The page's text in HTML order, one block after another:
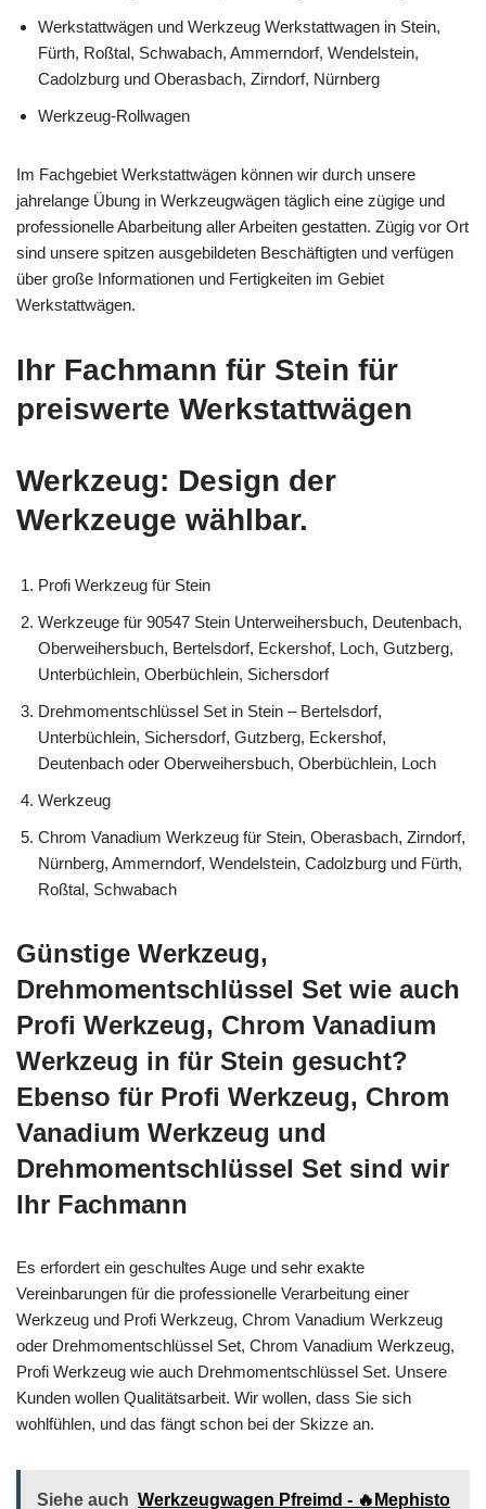
Werkstattwägen und Werkzeug Werkstattwagen in Stein,
Fürth, Roßtal, Schwabach, Ammerndorf, Wendelstein,
Cadolzburg und Oberasbach, Zirndorf, Nürnberg
Werkzeug-Rollwagen
Im Fachgebiet Werkstattwägen können wir durch unsere
jahrelange Übung in Werkzeugwägen täglich eine zügige und
professionelle Abarbeitung aller Arbeiten gestatten. Zügig vor Ort
sind unsere spitzen ausgebildeten Beschäftigten und verfügen
über große Informationen und Fertigkeiten im Gebiet
Werkstattwägen.
Ihr Fachmann für Stein für
preiswerte Werkstattwägen
Werkzeug: Design der
Werkzeuge wählbar.
Profi Werkzeug für Stein
Werkzeuge für 90547 Stein Unterweihersbuch, Deutenbach,
Oberweihersbuch, Bertelsdorf, Eckershof, Loch, Gutzberg,
Unterbüchlein, Oberbüchlein, Sichersdorf
Drehmomentschlüssel Set in Stein – Bertelsdorf,
Unterbüchlein, Sichersdorf, Gutzberg, Eckershof,
Deutenbach oder Oberweihersbuch, Oberbüchlein, Loch
Werkzeug
Chrom Vanadium Werkzeug für Stein, Oberasbach, Zirndorf,
Nürnberg, Ammerndorf, Wendelstein, Cadolzburg und Fürth,
Roßtal, Schwabach
Günstige Werkzeug,
Drehmomentschlüssel Set wie auch
Profi Werkzeug, Chrom Vanadium
Werkzeug in für Stein gesucht?
Ebenso für Profi Werkzeug, Chrom
Vanadium Werkzeug und
Drehmomentschlüssel Set sind wir
Ihr Fachmann
Es erfordert ein geschultes Auge und sehr exakte
Vereinbarungen für die professionelle Verarbeitung einer
Werkzeug und Profi Werkzeug, Chrom Vanadium Werkzeug
oder Drehmomentschlüssel Set, Chrom Vanadium Werkzeug,
Profi Werkzeug wie auch Drehmomentschlüssel Set. Unsere
Kunden wollen Qualitätsarbeit. Wir wollen, dass Sie sich
wohlfühlen, und das fängt schon bei der Skizze an.
Siehe auch Werkzeugwagen Pfreimd - 🔥Mephisto